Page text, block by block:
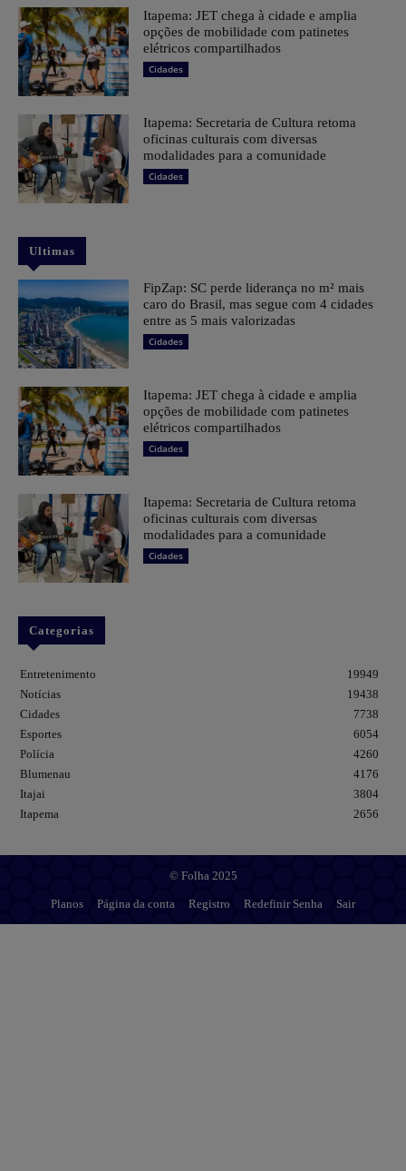
Itapema: JET chega à cidade e amplia
opções de mobilidade com patinetes
elétricos compartilhados
Cidades
Itapema: Secretaria de Cultura retoma
oficinas culturais com diversas
modalidades para a comunidade
Cidades
Ultimas
FipZap: SC perde liderança no m² mais
caro do Brasil, mas segue com 4 cidades
entre as 5 mais valorizadas
Cidades
Itapema: JET chega à cidade e amplia
opções de mobilidade com patinetes
elétricos compartilhados
Cidades
Itapema: Secretaria de Cultura retoma
oficinas culturais com diversas
modalidades para a comunidade
Cidades
Categorias
Entretenimento
19949
Notícias
19438
Cidades
7738
Esportes
6054
Polícia
4260
Blumenau
4176
Itajai
3804
Itapema
2656
© Folha 2025
Planos Página da conta Registro Redefinir Senha Sair